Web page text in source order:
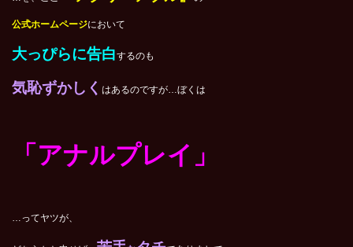
公式ホームページにおいて
大っぴらに告白するのも
気恥ずかしく はあるのですが…ぼくは
「アナルプレイ」
…ってヤツが、